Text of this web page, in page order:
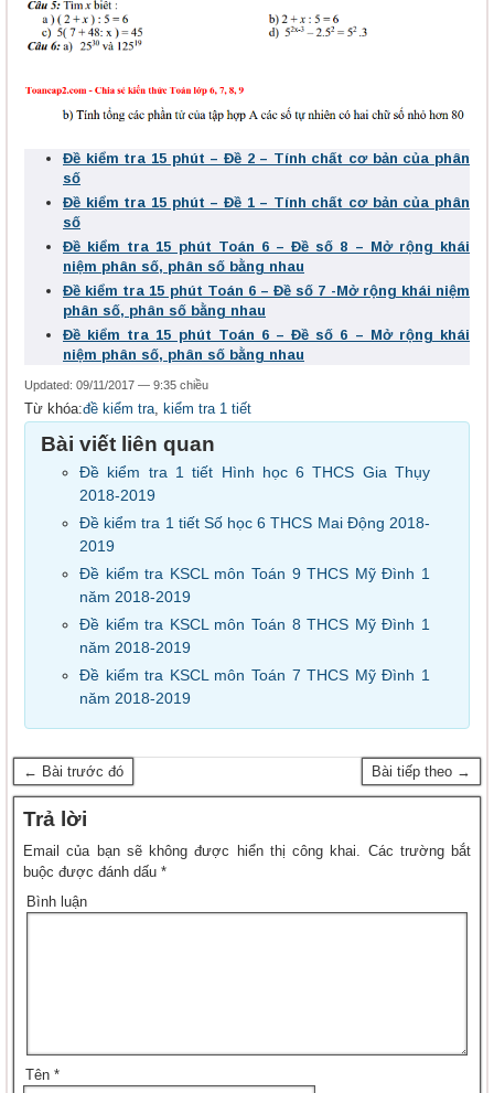
Đề kiểm tra 15 phút – Đề 2 – Tính chất cơ bản của phân
số
Đề kiểm tra 15 phút – Đề 1 – Tính chất cơ bản của phân
số
Đề kiểm tra 15 phút Toán 6 – Đề số 8 – Mở rộng khái
niệm phân số, phân số bằng nhau
Đề kiểm tra 15 phút Toán 6 – Đề số 7 -Mở rộng khái niệm
phân số, phân số bằng nhau
Đề kiểm tra 15 phút Toán 6 – Đề số 6 – Mở rộng khái
niệm phân số, phân số bằng nhau
Updated: 09/11/2017 — 9:35 chiều
Từ khóa:đề kiểm tra, kiểm tra 1 tiết
Bài viết liên quan
Đề kiểm tra 1 tiết Hình học 6 THCS Gia Thụy
2018-2019
Đề kiểm tra 1 tiết Số học 6 THCS Mai Động 2018-
2019
Đề kiểm tra KSCL môn Toán 9 THCS Mỹ Đình 1
năm 2018-2019
Đề kiểm tra KSCL môn Toán 8 THCS Mỹ Đình 1
năm 2018-2019
Đề kiểm tra KSCL môn Toán 7 THCS Mỹ Đình 1
năm 2018-2019
← Bài trước đó Bài tiếp theo →
Trả lời
Email của bạn sẽ không được hiển thị công khai. Các trường bắt
buộc được đánh dấu *
Bình luận
Tên *